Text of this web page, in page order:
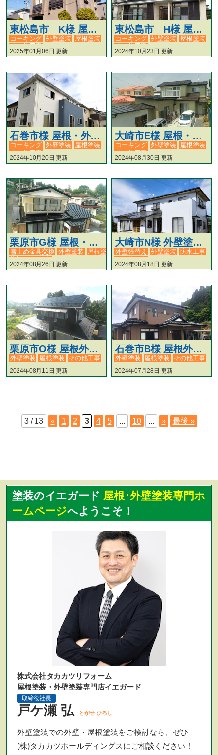
東松島市 K様 屋根・外壁塗装工事 #207
2025年01月06日 更新
コーキング 外壁塗装
屋根塗装
その他工事
東松島市 H様 屋根・外壁塗装工事 #206
2024年10月23日 更新
コーキング 外壁塗装
屋根塗装
その他工事
石巻市様 屋根・外壁塗装工事 #205
2024年10月20日 更新
コーキング 外壁塗装
屋根塗装
その他工事
大崎市E様 屋根・外壁塗装工事+物置塗装 #107
2024年08月30日 更新
コーキング 外壁塗装
屋根塗装
その他工事
栗原市G様 屋根・外壁塗装工事 #106
2024年08月26日 更新
雪止め金具交換 外壁塗装
屋根塗
装 その他工事
大崎市N様 外壁塗装・ベランダ工事 #104
2024年08月18日 更新
外壁張替え 外壁塗装
防水工事
その他工事
栗原市O様 屋根外壁塗装工事 #103
2024年08月11日 更新
外壁塗装 屋根塗装 その他工事
石巻市B様 屋根外壁＆別棟塗装工事 #204
2024年07月28日 更新
外壁塗装 屋根塗装 その他工事
3 / 13 « 1 2 3 4 5 ... 10 ... » 最後 »
塗装のイエガード 屋根･外壁塗装専門ホ
ームページへようこそ！
株式会社タカカツリフォーム
屋根塗装・外壁塗装専門店イエガード
取締役社長
戸ケ瀬 弘 とがせ ひろし
外壁塗装での外壁・屋根塗装をご検討なら、ぜひ
(株)タカカツホールディングスにご相談ください！